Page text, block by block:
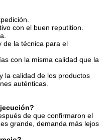
con el buen reputition.
de la técnica para el
con la misma calidad que la
la calidad de los productos
auténticas.
de que confirmaron el
grande, demanda más lejos